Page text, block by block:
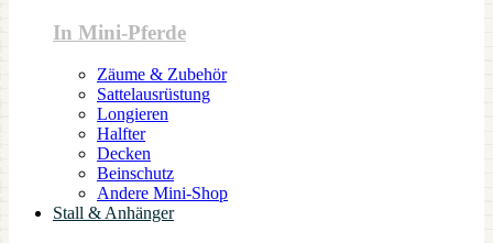
In Mini-Pferde
Zäume & Zubehör
Sattelausrüstung
Longieren
Halfter
Decken
Beinschutz
Andere Mini-Shop
Stall & Anhänger